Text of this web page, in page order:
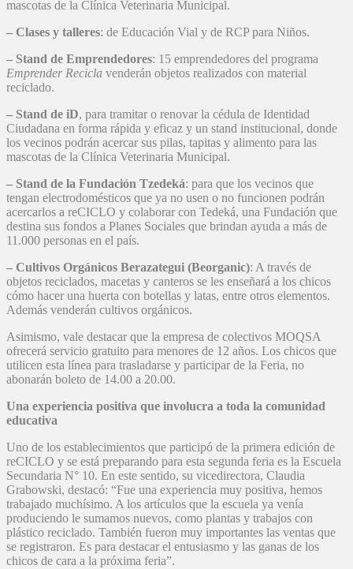
mascotas de la Clínica Veterinaria Municipal.
– Clases y talleres: de Educación Vial y de RCP para Niños.
– Stand de Emprendedores: 15 emprendedores del programa
Emprender Recicla venderán objetos realizados con material
reciclado.
– Stand de iD, para tramitar o renovar la cédula de Identidad
Ciudadana en forma rápida y eficaz y un stand institucional, donde
los vecinos podrán acercar sus pilas, tapitas y alimento para las
mascotas de la Clínica Veterinaria Municipal.
– Stand de la Fundación Tzedeká: para que los vecinos que
tengan electrodomésticos que ya no usen o no funcionen podrán
acercarlos a reCICLO y colaborar con Tedeká, una Fundación que
destina sus fondos a Planes Sociales que brindan ayuda a más de
11.000 personas en el país.
– Cultivos Orgánicos Berazategui (Beorganic): A través de
objetos reciclados, macetas y canteros se les enseñará a los chicos
cómo hacer una huerta con botellas y latas, entre otros elementos.
Además venderán cultivos orgánicos.
Asimismo, vale destacar que la empresa de colectivos MOQSA
ofrecerá servicio gratuito para menores de 12 años. Los chicos que
utilicen esta línea para trasladarse y participar de la Feria, no
abonarán boleto de 14.00 a 20.00.
Una experiencia positiva que involucra a toda la comunidad
educativa
Uno de los establecimientos que participó de la primera edición de
reCICLO y se está preparando para esta segunda feria es la Escuela
Secundaria N° 10. En este sentido, su vicedirectora, Claudia
Grabowski, destacó: “Fue una experiencia muy positiva, hemos
trabajado muchísimo. A los artículos que la escuela ya venía
produciendo le sumamos nuevos, como plantas y trabajos con
plástico reciclado. También fueron muy importantes las ventas que
se registraron. Es para destacar el entusiasmo y las ganas de los
chicos de cara a la próxima feria”.